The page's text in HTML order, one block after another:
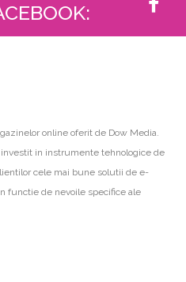
online oferit de Dow Media.
in instrumente tehnologice de
cele mai bune solutii de e-
functie de nevoile specifice ale